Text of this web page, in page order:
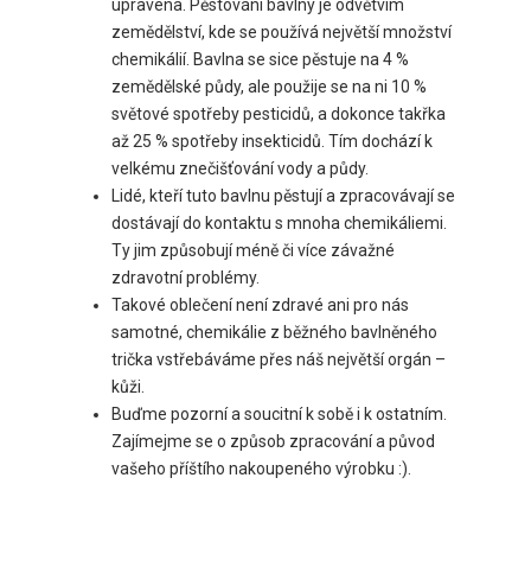
upravena. Pěstování bavlny je odvětvím
zemědělství, kde se používá největší množství
chemikálií. Bavlna se sice pěstuje na 4 %
zemědělské půdy, ale použije se na ni 10 %
světové spotřeby pesticidů, a dokonce takřka
až 25 % spotřeby insekticidů. Tím dochází k
velkému znečišťování vody a půdy.
Lidé, kteří tuto bavlnu pěstují a zpracovávají se
dostávají do kontaktu s mnoha chemikáliemi.
Ty jim způsobují méně či více závažné
zdravotní problémy.
Takové oblečení není zdravé ani pro nás
samotné, chemikálie z běžného bavlněného
trička vstřebáváme přes náš největší orgán –
kůži.
Buďme pozorní a soucitní k sobě i k ostatním.
Zajímejme se o způsob zpracování a původ
vašeho příštího nakoupeného výrobku :).